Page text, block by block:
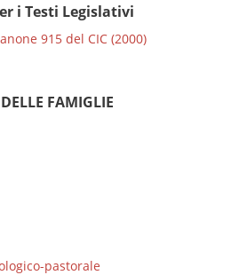
i Testi Legislativi
915 del CIC (2000)
FAMIGLIE
pastorale